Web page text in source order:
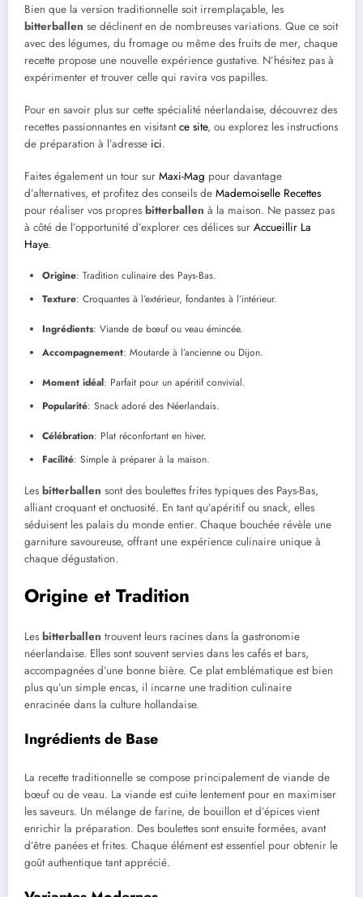
Bien que la version traditionnelle soit irremplaçable, les
bitterballen se déclinent en de nombreuses variations. Que ce soit
avec des légumes, du fromage ou même des fruits de mer, chaque
recette propose une nouvelle expérience gustative. N’hésitez pas à
expérimenter et trouver celle qui ravira vos papilles.
Pour en savoir plus sur cette spécialité néerlandaise, découvrez des
recettes passionnantes en visitantce site, ou explorez les instructions
de préparation à l’adresse ici.
Faites également un tour sur Maxi-Mag pour davantage
d’alternatives, et profitez des conseils de Mademoiselle Recettes
pour réaliser vos propres bitterballen à la maison. Ne passez pas
à côté de l’opportunité d’explorer ces délices sur Accueillir La
Haye.
Origine: Tradition culinaire des Pays-Bas.
Texture: Croquantes à l’extérieur, fondantes à l’intérieur.
Ingrédients: Viande de bœuf ou veau émincée.
Accompagnement: Moutarde à l’ancienne ou Dijon.
Moment idéal: Parfait pour un apéritif convivial.
Popularité: Snack adoré des Néerlandais.
Célébration: Plat réconfortant en hiver.
Facilité: Simple à préparer à la maison.
Les bitterballen sont des boulettes frites typiques des Pays-Bas,
alliant croquant et onctuosité. En tant qu’apéritif ou snack, elles
séduisent les palais du monde entier. Chaque bouchée révèle une
garniture savoureuse, offrant une expérience culinaire unique à
chaque dégustation.
Origine et Tradition
Les bitterballen trouvent leurs racines dans la gastronomie
néerlandaise. Elles sont souvent servies dans les cafés et bars,
accompagnées d’une bonne bière. Ce plat emblématique est bien
plus qu’un simple encas, il incarne une tradition culinaire
enracinée dans la culture hollandaise.
Ingrédients de Base
La recette traditionnelle se compose principalement de viande de
bœuf ou de veau. La viande est cuite lentement pour en maximiser
les saveurs. Un mélange de farine, de bouillon et d’épices vient
enrichir la préparation. Des boulettes sont ensuite formées, avant
d’être panées et frites. Chaque élément est essentiel pour obtenir le
goût authentique tant apprécié.